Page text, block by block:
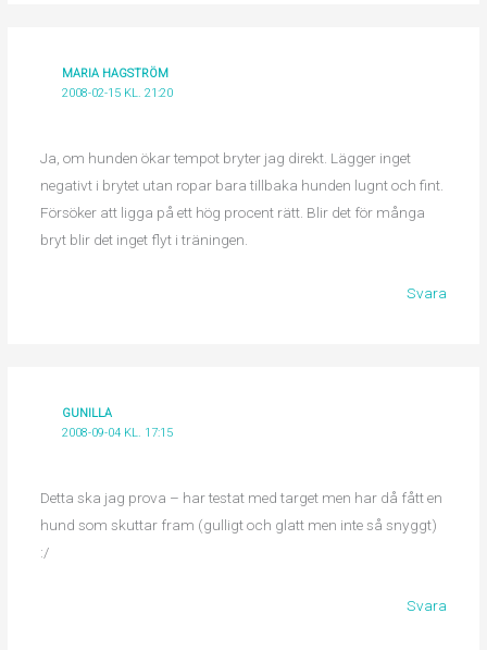
MARIA HAGSTRÖM
2008-02-15 KL. 21:20
Ja, om hunden ökar tempot bryter jag direkt. Lägger inget
negativt i brytet utan ropar bara tillbaka hunden lugnt och fint.
Försöker att ligga på ett hög procent rätt. Blir det för många
bryt blir det inget flyt i träningen.
Svara
GUNILLA
2008-09-04 KL. 17:15
Detta ska jag prova – har testat med target men har då fått en
hund som skuttar fram (gulligt och glatt men inte så snyggt)
:/
Svara